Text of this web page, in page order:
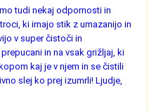
tudi nekaj odpornosti in
ki imajo stik z umazanijo in
v super čistoči in
in na vsak grižljaj, ki
kaj je v njem in se čistili
slej ko prej izumrli! Ljudje,